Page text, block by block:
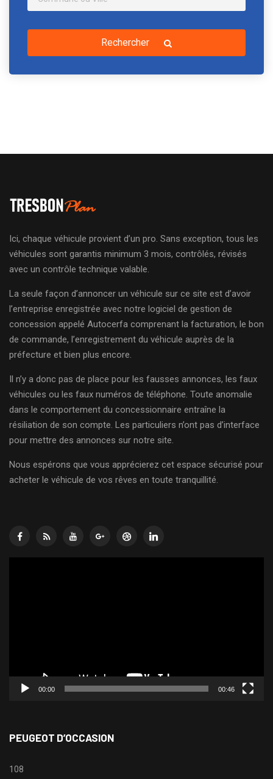
Rechercher
Ici, chaque véhicule provient d’un pro. Sans exception, tous les
véhicules sont garantis minimum 3 mois, contrôlés, révisés
avec un contrôle technique valable.
La seule façon d’annoncer un véhicule sur ce site est d’avoir
l’entreprise enregistrée avec notre logiciel de gestion de
concession appelé Autocerfa comprenant la facturation, le bon
de commande, l’enregistrement du véhicule auprès de la
préfecture et bien plus encore.
Il n’y a donc pas de place pour les fausses annonces, les faux
véhicules ou les faux numéros de téléphone. Toute anomalie
dans le comportement du concessionnaire entraîne la
résiliation de son compte. Les particuliers n’ont pas d’interface
pour mettre des annonces sur notre site.
Nous espérons que vous apprécierez cet espace sécurisé pour
acheter le véhicule de vos rêves en toute tranquillité.
00:00 00:46
PEUGEOT D’OCCASION
108